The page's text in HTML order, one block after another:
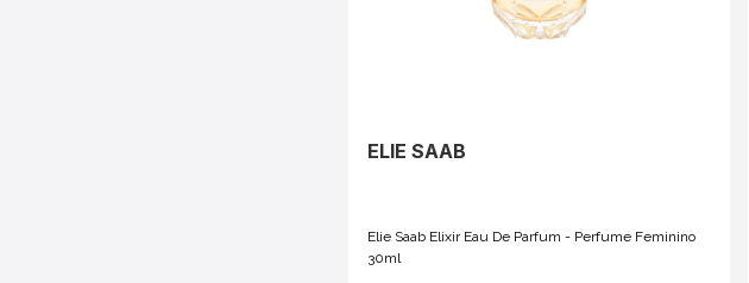
ELIE SAAB
Elie Saab Elixir Eau De Parfum - Perfume Feminino
30ml